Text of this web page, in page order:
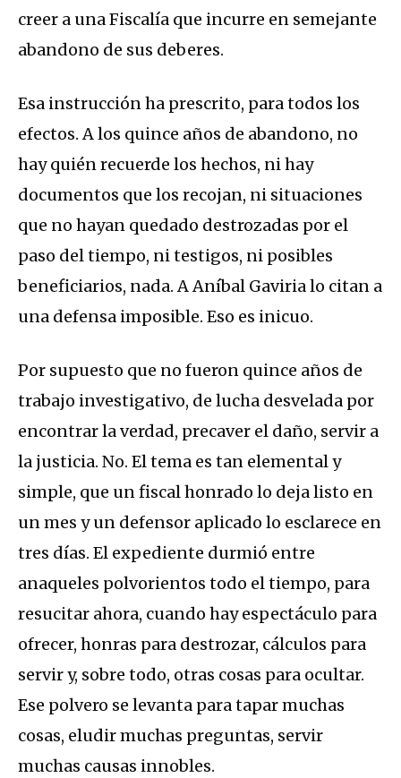
creer a una Fiscalía que incurre en semejante
abandono de sus deberes.
Esa instrucción ha prescrito, para todos los
efectos. A los quince años de abandono, no
hay quién recuerde los hechos, ni hay
documentos que los recojan, ni situaciones
que no hayan quedado destrozadas por el
paso del tiempo, ni testigos, ni posibles
beneficiarios, nada. A Aníbal Gaviria lo citan a
una defensa imposible. Eso es inicuo.
Por supuesto que no fueron quince años de
trabajo investigativo, de lucha desvelada por
encontrar la verdad, precaver el daño, servir a
la justicia. No. El tema es tan elemental y
simple, que un fiscal honrado lo deja listo en
un mes y un defensor aplicado lo esclarece en
tres días. El expediente durmió entre
anaqueles polvorientos todo el tiempo, para
resucitar ahora, cuando hay espectáculo para
ofrecer, honras para destrozar, cálculos para
servir y, sobre todo, otras cosas para ocultar.
Ese polvero se levanta para tapar muchas
cosas, eludir muchas preguntas, servir
muchas causas innobles.